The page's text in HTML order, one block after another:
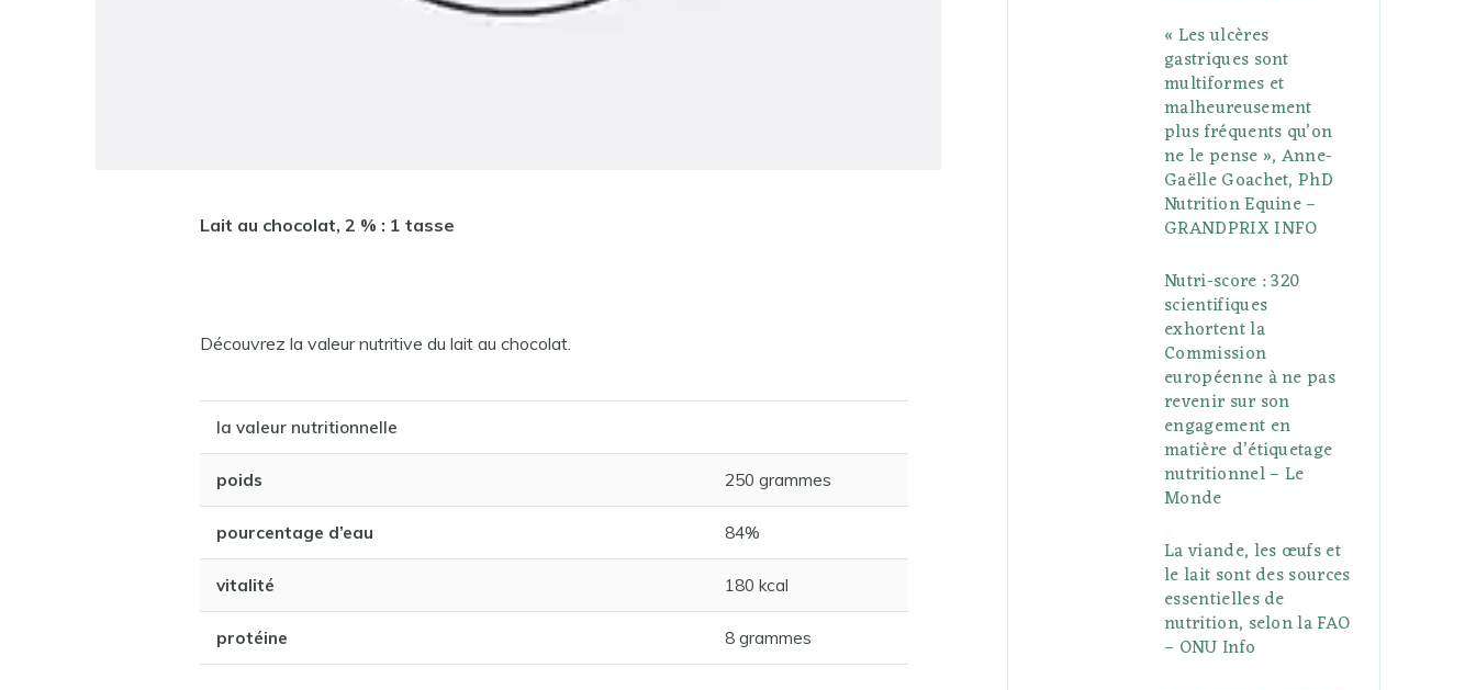
Lait au chocolat, 2 % : 1 tasse
Découvrez la valeur nutritive du lait au chocolat.
la valeur nutritionnelle
poids 250 grammes
pourcentage d’eau 84%
vitalité 180 kcal
protéine 8 grammes
« Les ulcères
gastriques sont
multiformes et
malheureusement
plus fréquents qu’on
ne le pense », Anne-
Gaëlle Goachet, PhD
Nutrition Equine –
GRANDPRIX INFO
Nutri-score : 320
scientifiques
exhortent la
Commission
européenne à ne pas
revenir sur son
engagement en
matière d’étiquetage
nutritionnel – Le
Monde
La viande, les œufs et
le lait sont des sources
essentielles de
nutrition, selon la FAO
– ONU Info